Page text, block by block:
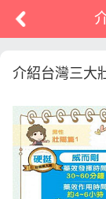
介紹台灣三大